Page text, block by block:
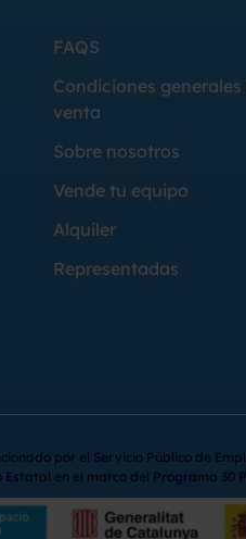
FAQS
Condiciones generales
venta
Sobre nosotros
Vende tu equipo
Alquiler
Representadas
por el Servicio Público de
en el marco del Programa 30